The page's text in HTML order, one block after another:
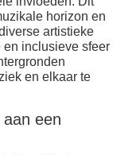
horizon en
artistieke
en inclusieve sfeer
en elkaar te
een